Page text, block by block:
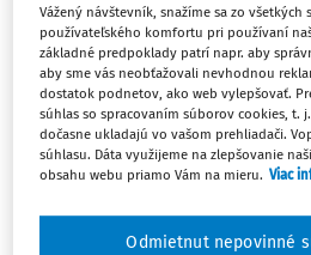
Aj v prípade, že členský podiel
darovaný len jednému z
nadobudol právo na
družstevného bytu, vzniklo
spoločnej domácnosti spolu s ich
aj ich spoločné členstvo v
Rozsudok Najvyššieho
Vážený návštevník, snažíme sa zo
používateľského komfortu pri používaní
základné predpoklady patrí napr. aby
aby sme vás neobťažovali nevhodnou
dostatok podnetov, ako web vylepšovať.
súhlas so spracovaním súborov cookies, t.
dočasne ukladajú vo vašom prehliadači.
súhlasu. Dáta využijeme na zlepšovanie
obsahu webu priamo Vám na mieru. Viac
Odmietnut nepovinné